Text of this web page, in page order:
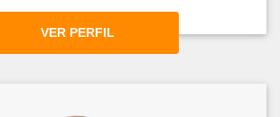
VER PERFIL